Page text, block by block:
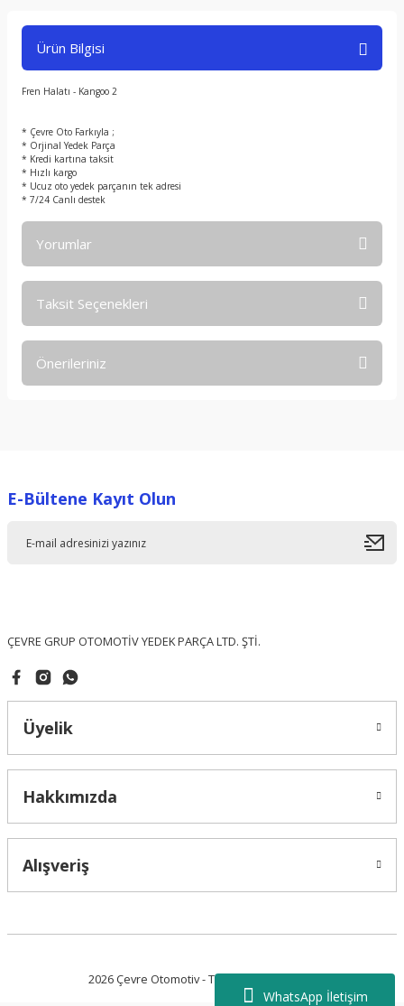
WhatsApp İletişim
Ürün Bilgisi
Fren Halatı - Kangoo 2
* Çevre Oto Farkıyla ;
* Orjinal Yedek Parça
* Kredi kartına taksit
* Hızlı kargo
* Ucuz oto yedek parçanın tek adresi
* 7/24 Canlı destek
Yorumlar
Taksit Seçenekleri
Önerileriniz
Ürün resmi kalitesiz, bozuk veya görüntülenemiyor.
E-Bültene Kayıt Olun
ÇEVRE GRUP OTOMOTİV YEDEK PARÇA LTD. ŞTİ.
Üyelik
Hakkımızda
Alışveriş
2026 Çevre Otomotiv - Tüm Hakları Saklıdır.